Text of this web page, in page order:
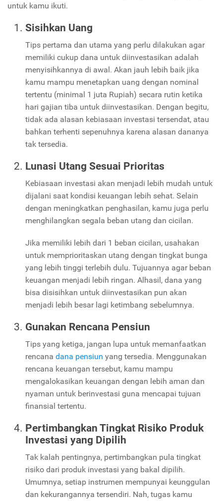
untuk kamu ikuti.
Sisihkan Uang
Tips pertama dan utama yang perlu dilakukan agar
memiliki cukup dana untuk diinvestasikan adalah
menyisihkannya di awal. Akan jauh lebih baik jika
kamu mampu menetapkan uang dengan nominal
tertentu (minimal 1 juta Rupiah) secara rutin ketika
hari gajian tiba untuk diinvestasikan. Dengan begitu,
tidak ada alasan kebiasaan investasi tersendat, atau
bahkan terhenti sepenuhnya karena alasan dananya
tak tersedia.
Lunasi Utang Sesuai Prioritas
Kebiasaan investasi akan menjadi lebih mudah untuk
dijalani saat kondisi keuangan lebih sehat. Selain
dengan meningkatkan penghasilan, kamu juga perlu
menghilangkan segala beban utang dan cicilan.
Jika memiliki lebih dari 1 beban cicilan, usahakan
untuk memprioritaskan utang dengan tingkat bunga
yang lebih tinggi terlebih dulu. Tujuannya agar beban
keuangan menjadi lebih ringan. Alhasil, dana yang
bisa disisihkan untuk diinvestasikan pun akan
menjadi lebih besar lagi ketimbang sebelumnya.
Gunakan Rencana Pensiun
Tips yang ketiga, jangan lupa untuk memanfaatkan
rencana dana pensiun yang tersedia. Menggunakan
rencana keuangan tersebut, kamu mampu
mengalokasikan keuangan dengan lebih aman dan
nyaman untuk berinvestasi guna mencapai tujuan
finansial tertentu.
Pertimbangkan Tingkat Risiko Produk
Investasi yang Dipilih
Tak kalah pentingnya, pertimbangkan pula tingkat
risiko dari produk investasi yang bakal dipilih.
Umumnya, setiap instrumen mempunyai keunggulan
dan kekurangannya tersendiri. Nah, tugas kamu